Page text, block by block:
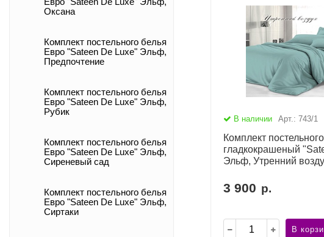
Евро "Sateen De Luxe" Эльф,
Оксана
Комплект постельного белья
Евро "Sateen De Luxe" Эльф,
Предпочтение
Комплект постельного белья
Евро "Sateen De Luxe" Эльф,
Рубик
Комплект постельного белья
Евро "Sateen De Luxe" Эльф,
Сиреневый сад
Комплект постельного белья
Евро "Sateen De Luxe" Эльф,
Сиртаки
В наличии Арт.: 743/1
Комплект
гладкокрашеный
Эльф, Утренний
3 900 р.
В